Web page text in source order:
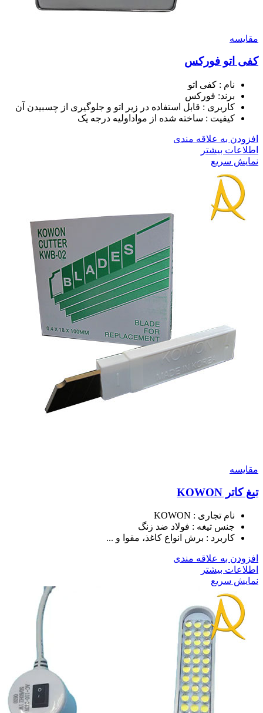
مقايسه
کفی اتو فورکس
نام : کفی اتو
برند: فورکس
کاربری : قابل استفاده در زیر اتو و جلوگیری از چسبیدن آن
کیفیت : ساخته شده از مواداولیه درجه یک
افزودن به علاقه مندی
اطلاعات بیشتر
نمایش سریع
مقايسه
تیغ کاتر KOWON
نام تجاری : KOWON
جنس تیغه : فولاد ضد زنگ
کاربرد : برش انواع کاغذ، مقوا و ...
افزودن به علاقه مندی
اطلاعات بیشتر
نمایش سریع